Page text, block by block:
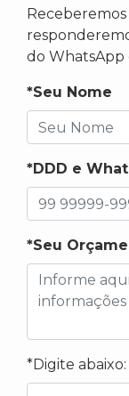
do WhatsApp
*Seu Nome
*DDD e
*Seu
*Digite abaixo: